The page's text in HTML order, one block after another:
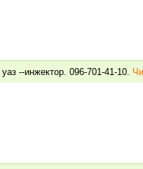
--инжектор. 096-701-41-10.